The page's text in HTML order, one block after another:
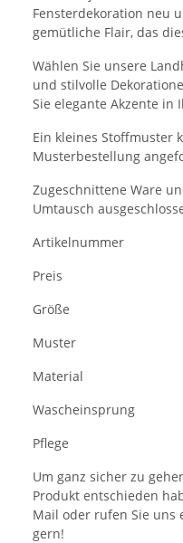
Fensterdekoration neu
gemütliche Flair, das
Wählen Sie unsere
und stilvolle
Sie elegante Akzente in
Ein kleines Stoffmuster
Musterbestellung
Zugeschnittene Ware
Umtausch
Artikelnummer
Preis
Größe
Muster
Material
Wascheinsprung
Pflege
Um ganz sicher zu
Produkt entschieden
Mail oder rufen Sie uns
gern!